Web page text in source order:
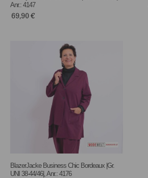
Anr.: 4147
69,90€
BlazerJacke Business Chic Bordeaux |Gr.
UNI 38-44/46|, Anr.: 4176